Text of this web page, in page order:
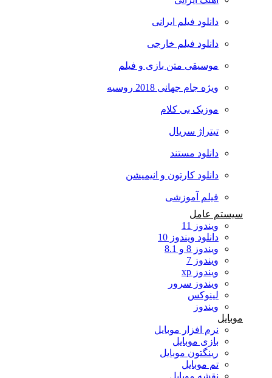
دانلود فیلم ایرانی
دانلود فیلم خارجی
موسیقی متن بازی و فیلم
ویژه جام جهانی 2018 روسیه
موزیک بی کلام
تیتراژ سریال
دانلود مستند
دانلود کارتون و انیمیشن
فیلم آموزشی
سیستم عامل
ویندوز 11
دانلود ویندوز 10
ویندوز 8 و 8.1
ویندوز 7
ویندوز xp
ویندوز سرور
لینوکس
ویندوز
موبایل
نرم افزار موبایل
بازی موبایل
رینگتون موبایل
تم موبایل
نقشه موبایل